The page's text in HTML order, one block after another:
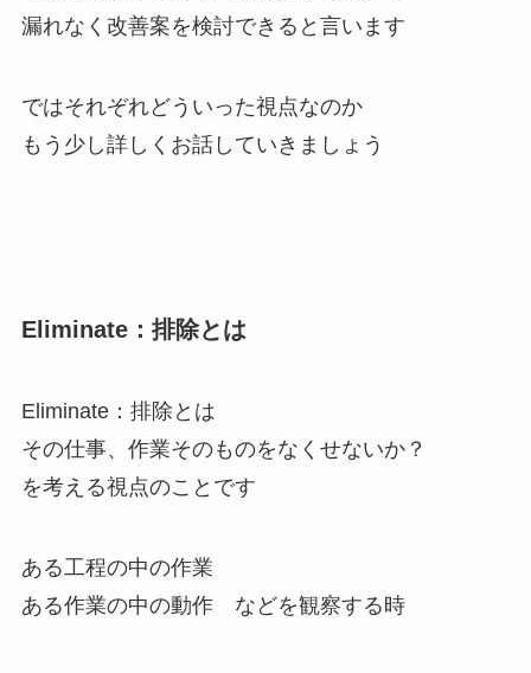
漏れなく改善案を検討できると言います
ではそれぞれどういった視点なのか
もう少し詳しくお話していきましょう
Eliminate：排除とは
Eliminate：排除とは
その仕事、作業そのものをなくせないか？
を考える視点のことです
ある工程の中の作業
ある作業の中の動作 などを観察する時